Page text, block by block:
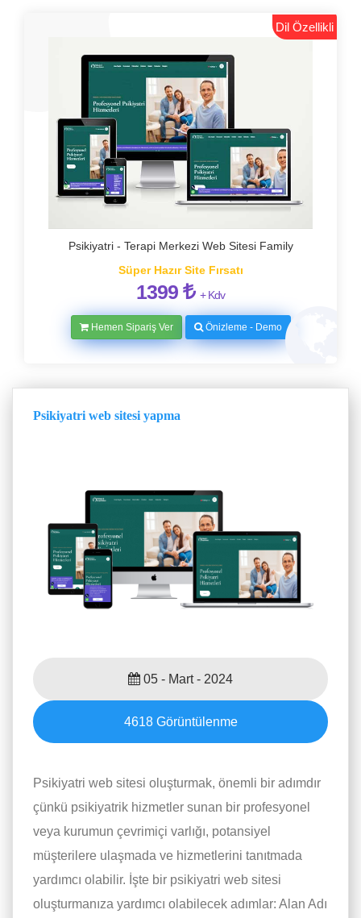
Dil Özellikli
Psikiyatri - Terapi Merkezi Web Sitesi Family
Süper Hazır Site Fırsatı
1399 + Kdv
Hemen Sipariş Ver Önizleme - Demo
Psikiyatri web sitesi yapma
05 - Mart - 2024
4618Görüntülenme
Psikiyatri web sitesi oluşturmak, önemli bir adımdır
çünkü psikiyatrik hizmetler sunan bir profesyonel
veya kurumun çevrimiçi varlığı, potansiyel
müşterilere ulaşmada ve hizmetlerini tanıtmada
yardımcı olabilir. İşte bir psikiyatri web sitesi
oluşturmanıza yardımcı olabilecek adımlar: Alan Adı